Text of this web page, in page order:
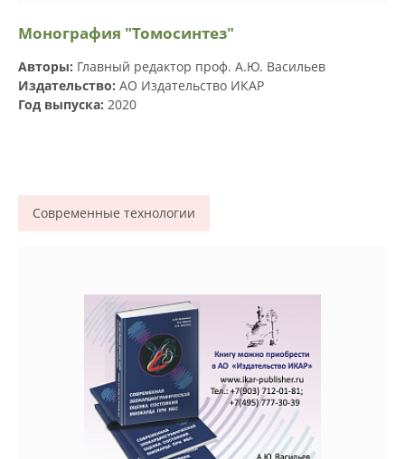
Монография "Томосинтез"
Авторы: Главный редактор проф. А.Ю. Васильев
Издательство: АО Издательство ИКАР
Год выпуска: 2020
Современные технологии